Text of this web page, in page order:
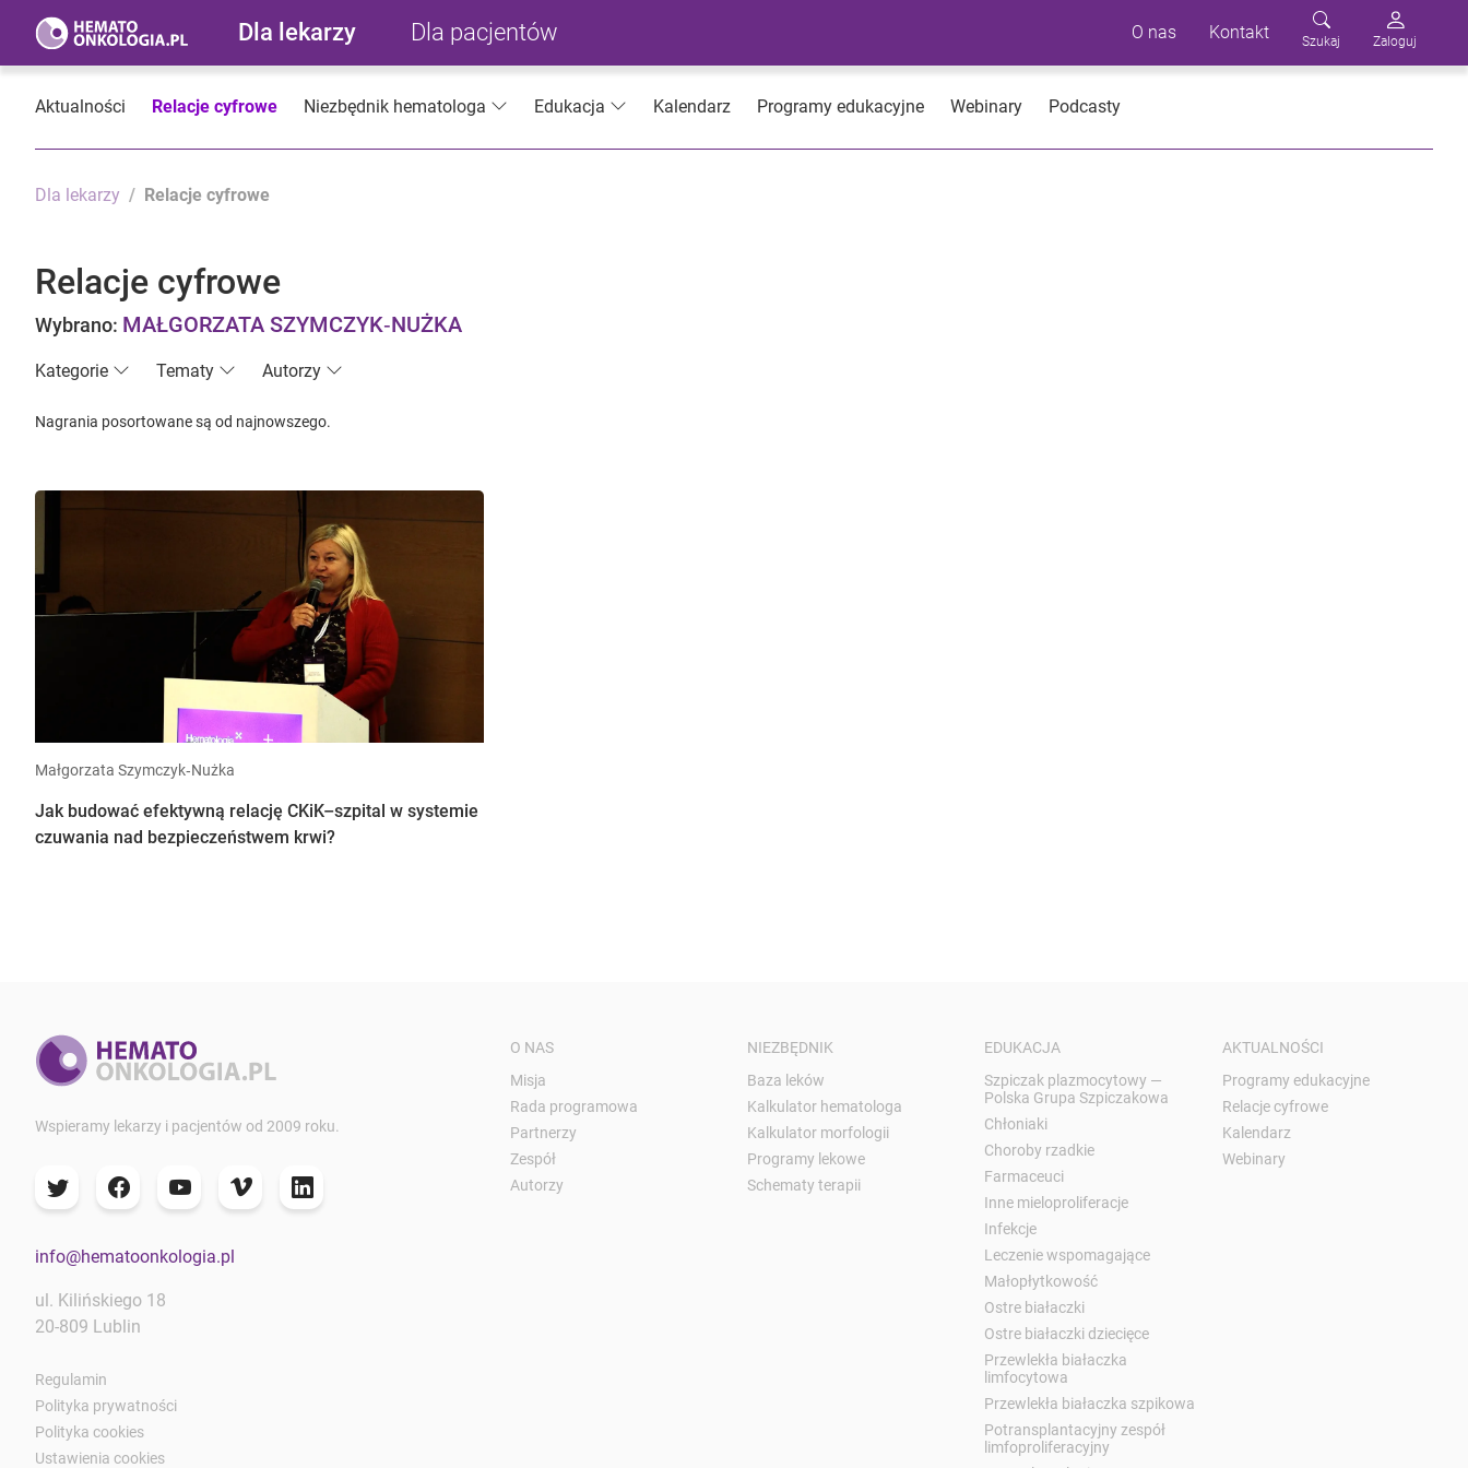
Dla lekarzy Dla pacjentów O nas Kontakt Szukaj Zaloguj
Aktualności Relacje cyfrowe Niezbędnik hematologa Edukacja Kalendarz Programy edukacyjne Webinary Podcasty
Dla lekarzy Relacje cyfrowe
Relacje cyfrowe
Wybrano: MAŁGORZATA SZYMCZYK‐NUŻKA
Kategorie Tematy Autorzy
Nagrania posortowane są od najnowszego.
Małgorzata Szymczyk‐Nużka
Jak budować efektywną relację CKiK–szpital w systemie
czuwania nad bezpieczeństwem krwi?
Wspieramy lekarzy i pacjentów od 2009 roku.
info@hematoonkologia.pl
ul. Kilińskiego 18
20-809 Lublin
Regulamin
Polityka prywatności
Polityka cookies
Ustawienia cookies
O NAS
Misja
Rada programowa
Partnerzy
Zespół
Autorzy
NIEZBĘDNIK
Baza leków
Kalkulator hematologa
Kalkulator morfologii
Programy lekowe
Schematy terapii
EDUKACJA
Szpiczak plazmocytowy —
Polska Grupa Szpiczakowa
Chłoniaki
Choroby rzadkie
Farmaceuci
Inne mieloproliferacje
Infekcje
Leczenie wspomagające
Małopłytkowość
Ostre białaczki
Ostre białaczki dziecięce
Przewlekła białaczka
limfocytowa
Przewlekła białaczka szpikowa
Potransplantacyjny zespół
limfoproliferacyjny
AKTUALNOŚCI
Programy edukacyjne
Relacje cyfrowe
Kalendarz
Webinary